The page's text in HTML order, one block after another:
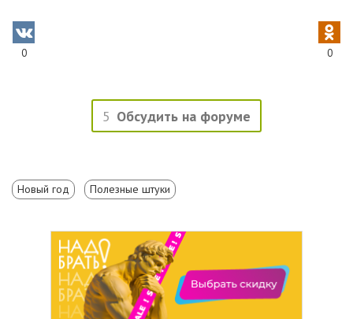
0 0
5 Обсудить на форуме
Новый год Полезные штуки